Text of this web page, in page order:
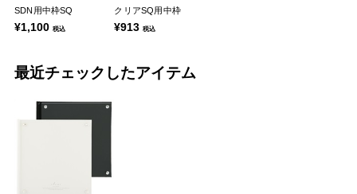
SDN用中枠SQ
¥1,100 税込
クリアSQ用中枠
¥913税込
最近チェックしたアイテム